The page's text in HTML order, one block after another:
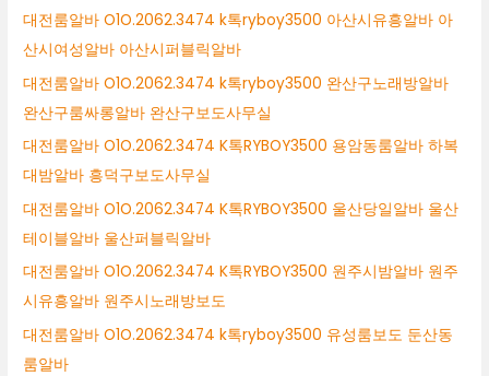
대전룸알바 O1O.2062.3474 k톡ryboy3500 아산시유흥알바 아
산시여성알바 아산시퍼블릭알바
대전룸알바 O1O.2062.3474 k톡ryboy3500 완산구노래방알바
완산구룸싸롱알바 완산구보도사무실
대전룸알바 O1O.2062.3474 K톡RYBOY3500 용암동룸알바 하복
대밤알바 흥덕구보도사무실
대전룸알바 O1O.2062.3474 K톡RYBOY3500 울산당일알바 울산
테이블알바 울산퍼블릭알바
대전룸알바 O1O.2062.3474 K톡RYBOY3500 원주시밤알바 원주
시유흥알바 원주시노래방보도
대전룸알바 O1O.2062.3474 k톡ryboy3500 유성룸보도 둔산동
룸알바